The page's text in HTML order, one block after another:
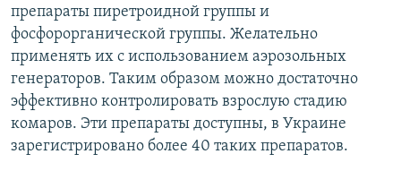
препараты пиретроидной группы и
фосфорорганической группы. Желательно
применять их с использованием аэрозольных
генераторов. Таким образом можно достаточно
эффективно контролировать взрослую стадию
комаров. Эти препараты доступны, в Украине
зарегистрировано более 40 таких препаратов.